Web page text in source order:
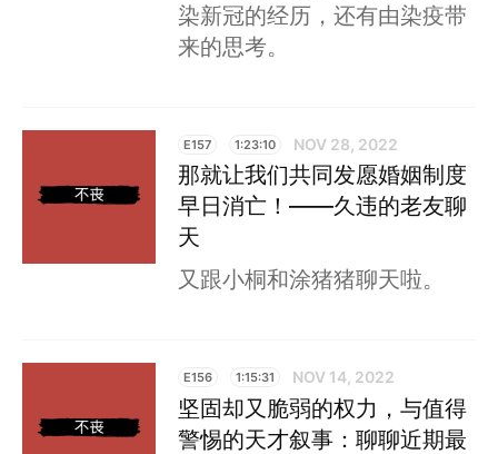
染新冠的经历，还有由染疫带
来的思考。
E157 1:23:10 NOV 28, 2022
那就让我们共同发愿婚姻制度
早日消亡！——久违的老友聊
天
又跟小桐和涂猪猪聊天啦。
E156 1:15:31 NOV 14, 2022
坚固却又脆弱的权力，与值得
警惕的天才叙事：聊聊近期最